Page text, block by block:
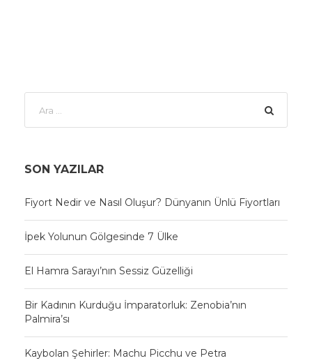
SON YAZILAR
Fiyort Nedir ve Nasıl Oluşur? Dünyanın Ünlü Fiyortları
İpek Yolunun Gölgesinde 7 Ülke
El Hamra Sarayı’nın Sessiz Güzelliği
Bir Kadının Kurduğu İmparatorluk: Zenobia’nın
Palmira’sı
Kaybolan Şehirler: Machu Picchu ve Petra